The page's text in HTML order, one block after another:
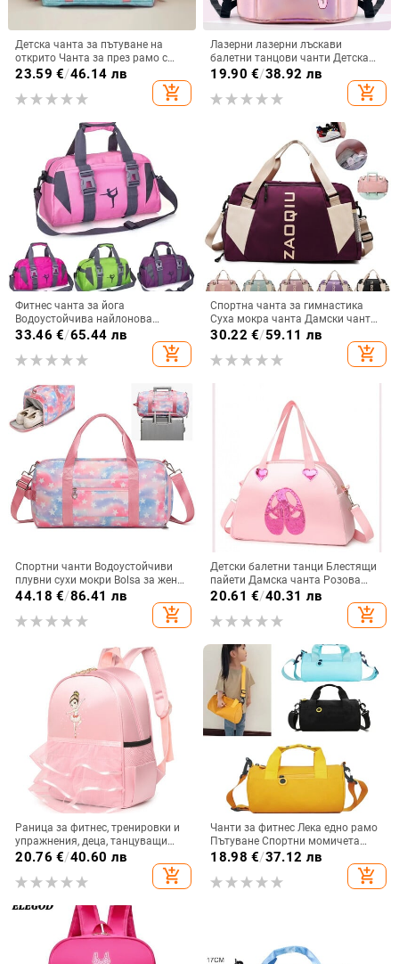
Детска чанта за пътуване на
открито Чанта за през рамо с
принт на еднорог Голям
капацитет за разделяне на мокро
и сухо Фитнес чанта
23.59 €/46.14 лв
add_shopping_cart
Лазерни лазерни лъскави
балетни танцови чанти Детска
тренировъчна раница за фитнес
през рамо Детска чанта за
съхранение с ластик Дамска
19.90 €/38.92 лв
add_shopping_cart
Фитнес чанта за йога
Водоустойчива найлонова
тренировъчна чанта през рамо
през рамо Спортна чанта за
жени Фитнес пътуване Спортни
33.46 €/65.44 лв
add_shopping_cart
Спортна чанта за гимнастика
Суха мокра чанта Дамски чанти
за йога Пътни чанти за фитнес
обучение Чанти за през рамо
Обувки Джоб за съхранение на
30.22 €/59.11 лв
add_shopping_cart
Спортни чанти Водоустойчиви
плувни сухи мокри Bolsa за жени
Воден басейн Фитнес обувки
Чанта Момиче Плажна опаковка
Дамски чанти за фитнес
44.18 €/86.41 лв
add_shopping_cart
Детски балетни танци Блестящи
пайети Дамска чанта Розова
гимнастика за момичета
Спортни танци Пътни чанти
Пакет Варели Bolsa Duffel Раница
20.61 €/40.31 лв
add_shopping_cart
Раница за фитнес, тренировки и
упражнения, деца, танцуващи
момичета, големи уикендери,
деца, училищни раници за рамо,
за фитнес, спортна чанта за
20.76 €/40.60 лв
add_shopping_cart
Чанти за фитнес Лека едно рамо
Пътуване Спортни момичета
Танци Уикенд Найлонова детска
18.98 €/37.12 лв
add_shopping_cart